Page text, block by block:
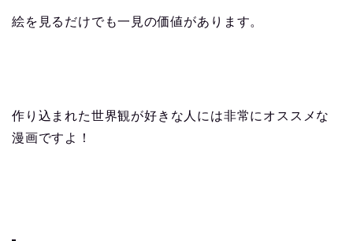
絵を見るだけでも一見の価値があります。
作り込まれた世界観が好きな人には非常にオススメな
漫画ですよ！